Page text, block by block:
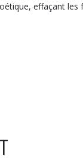
effaçant